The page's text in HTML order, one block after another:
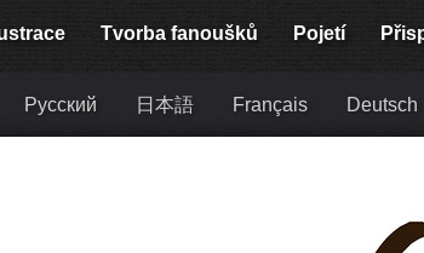
Tvorba fanoušků Pojetí
Русский 日本語 Français Deutsch